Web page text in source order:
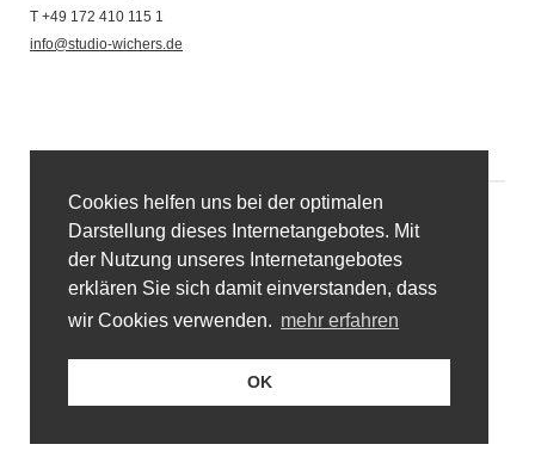
Cookies helfen uns bei der optimalen
Darstellung dieses Internetangebotes. Mit
der Nutzung unseres Internetangebotes
erklären Sie sich damit einverstanden, dass
wir Cookies verwenden. mehr erfahren
OK
T +49 172 410 115 1
info@studio-wichers.de